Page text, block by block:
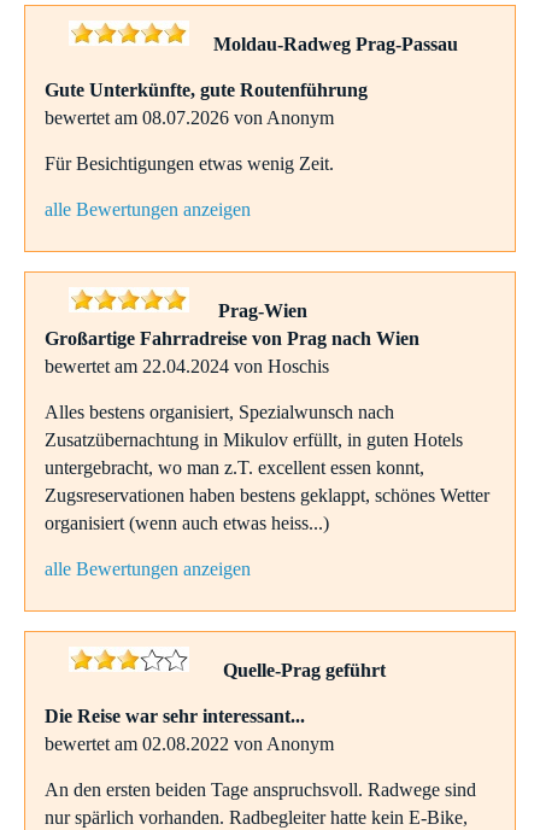
Moldau-Radweg Prag-Passau
Gute Unterkünfte, gute Routenführung
bewertet am 08.07.2026 von Anonym
Für Besichtigungen etwas wenig Zeit.
alle Bewertungen anzeigen
Prag-Wien
Großartige Fahrradreise von Prag nach Wien
bewertet am 22.04.2024 von Hoschis
Alles bestens organisiert, Spezialwunsch nach
Zusatzübernachtung in Mikulov erfüllt, in guten Hotels
untergebracht, wo man z.T. excellent essen konnt,
Zugsreservationen haben bestens geklappt, schönes Wetter
organisiert (wenn auch etwas heiss...)
alle Bewertungen anzeigen
Quelle-Prag geführt
Die Reise war sehr interessant...
bewertet am 02.08.2022 von Anonym
An den ersten beiden Tage anspruchsvoll. Radwege sind
nur spärlich vorhanden. Radbegleiter hatte kein E-Bike,